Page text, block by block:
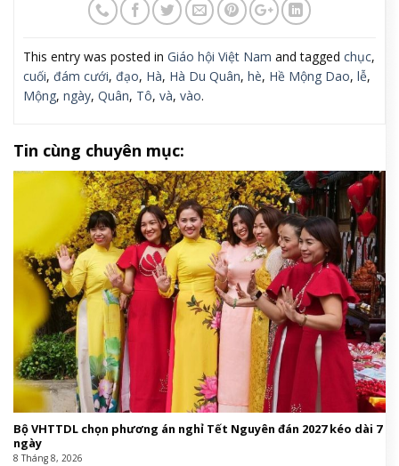
This entry was posted in Giáo hội Việt Nam and tagged chục,
cuối, đám cưới, đạo, Hà, Hà Du Quân, hè, Hề Mộng Dao, lễ,
Mộng, ngày, Quân, Tô, và, vào.
Tin cùng chuyên mục:
Bộ VHTTDL chọn phương án nghỉ Tết Nguyên đán 2027 kéo dài 7
ngày
8 Tháng 8, 2026